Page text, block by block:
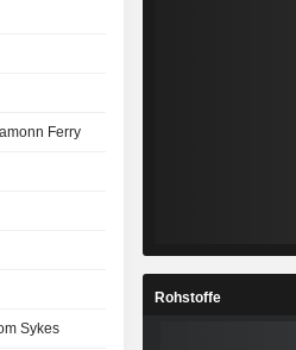
Ferry
Sykes
Rohstoffe